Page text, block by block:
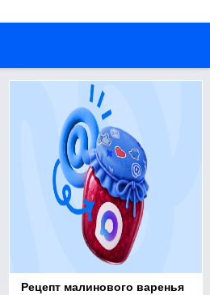
Рецепт малинового варенья